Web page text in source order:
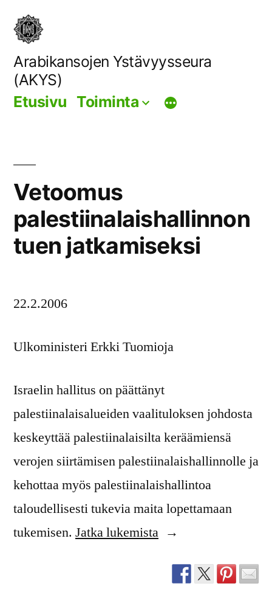
Siirry
sisältöön
Arabikansojen Ystävyysseura
(AKYS)
Etusivu Toiminta
Vetoomus
palestiinalaishallinnon
tuen jatkamiseksi
22.2.2006
Ulkoministeri Erkki Tuomioja
Israelin hallitus on päättänyt
palestiinalaisalueiden vaalituloksen johdosta
keskeyttää palestiinalaisilta keräämiensä
verojen siirtämisen palestiinalaishallinnolle ja
kehottaa myös palestiinalaishallintoa
taloudellisesti tukevia maita lopettamaan
tukemisen. Jatka lukemista”Vetoomus
tuen